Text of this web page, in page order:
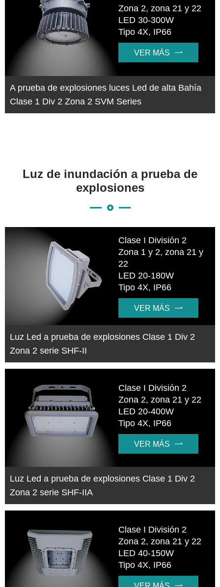
Zona 2, zona 21 y 22
LED 30-300W
Tipo 4X, IP66
VER MÁS 
A prueba de explosiones luces Led de alta Bahía
Clase 1 Div 2 Zona 2 SVM Series
Luz de inundación a prueba de
explosiones
Clase I División 2
Zona 1 y 2, zona 21 y
22
LED 20-180W
Tipo 4X, IP66
VER MÁS 
Luz Led a prueba de explosiones Clase 1 Div 2
Zona 2 serie SHF-II
Clase I División 2
Zona 2, zona 21 y 22
LED 20-400W
Tipo 4X, IP66
VER MÁS 
Luz Led a prueba de explosiones Clase 1 Div 2
Zona 2 serie SHF-IIA
Clase I División 2
Zona 2, zona 21 y 22
LED 40-150W
Tipo 4X, IP66